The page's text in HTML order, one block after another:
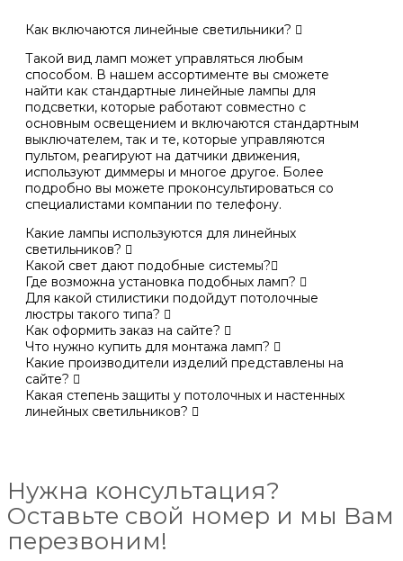
Как включаются линейные светильники?
Такой вид ламп может управляться любым
способом. В нашем ассортименте вы сможете
найти как стандартные линейные лампы для
подсветки, которые работают совместно с
основным освещением и включаются стандартным
выключателем, так и те, которые управляются
пультом, реагируют на датчики движения,
используют диммеры и многое другое. Более
подробно вы можете проконсультироваться со
специалистами компании по телефону.
Какие лампы используются для линейных
светильников?
Какой свет дают подобные системы?
Где возможна установка подобных ламп?
Для какой стилистики подойдут потолочные
люстры такого типа?
Как оформить заказ на сайте?
Что нужно купить для монтажа ламп?
Какие производители изделий представлены на
сайте?
Какая степень защиты у потолочных и настенных
линейных светильников?
Нужна консультация?
Оставьте свой номер и мы Вам
перезвоним!